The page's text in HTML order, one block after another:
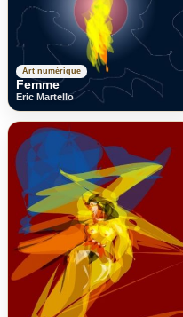
Art numérique
Femme
Eric Martello